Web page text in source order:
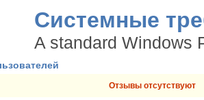
Системные
A standard Windows
Отзывы отсутствуют